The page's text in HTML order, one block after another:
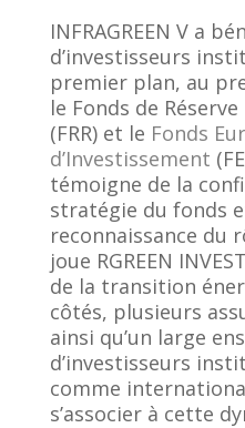
INFRAGREEN V a
d’investisseurs
premier plan, au
le Fonds de
(FRR) et le Fonds
d’Investissement (F
témoigne de la
stratégie du fonds
reconnaissance du
joue RGREEN
de la transition
côtés, plusieurs
ainsi qu’un large
d’investisseurs
comme
s’associer à cette